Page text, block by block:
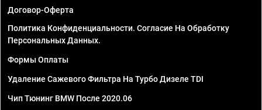
Договор-Оферта
Политика Конфиденциальности. Согласие На Обработку
Персональных Данных.
Формы Оплаты
Удаление Сажевого Фильтра На Турбо Дизеле TDI
Чип Тюнинг BMW После 2020.06